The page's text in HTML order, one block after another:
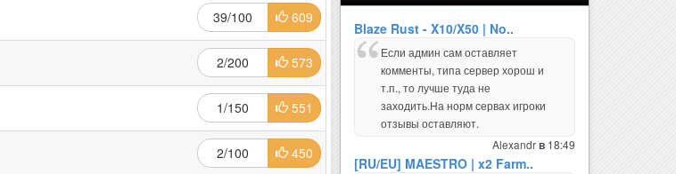
39/100 609
2/200 573
1/150 551
2/100 450
Blaze Rust - X10/X50 | No..
Если админ сам оставляет
комменты, типа сервер хорош и
т.п., то лучше туда не
заходить.На норм сервах игроки
отзывы оставляют.
Alexandrв 18:49
[RU/EU] MAESTRO | x2 Farm..